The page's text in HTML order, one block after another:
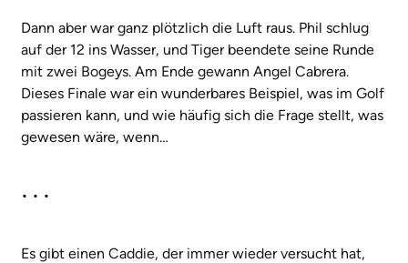
Dann aber war ganz plötzlich die Luft raus. Phil schlug
auf der 12 ins Wasser, und Tiger beendete seine Runde
mit zwei Bogeys. Am Ende gewann Angel Cabrera.
Dieses Finale war ein wunderbares Beispiel, was im Golf
passieren kann, und wie häufig sich die Frage stellt, was
gewesen wäre, wenn…
• • •
Es gibt einen Caddie, der immer wieder versucht hat,